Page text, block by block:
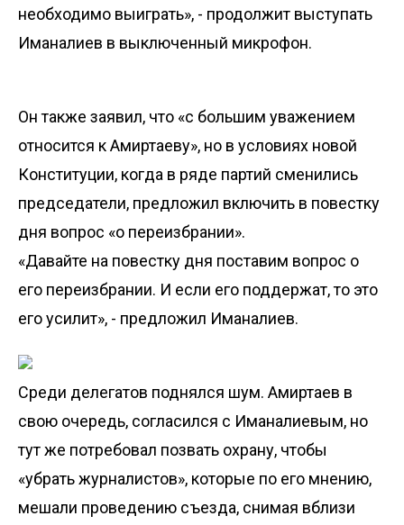
необходимо выиграть», - продолжит выступать
Иманалиев в выключенный микрофон.
Он также заявил, что «с большим уважением
относится к Амиртаеву», но в условиях новой
Конституции, когда в ряде партий сменились
председатели, предложил включить в повестку
дня вопрос «о переизбрании».
«Давайте на повестку дня поставим вопрос о
его переизбрании. И если его поддержат, то это
его усилит», - предложил Иманалиев.
Среди делегатов поднялся шум. Амиртаев в
свою очередь, согласился с Иманалиевым, но
тут же потребовал позвать охрану, чтобы
«убрать журналистов», которые по его мнению,
мешали проведению съезда, снимая вблизи